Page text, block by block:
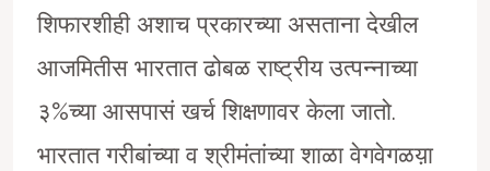
शिफारशीही अशाच प्रकारच्या असताना देखील
आजमितीस भारतात ढोबळ राष्ट्रीय उत्पन्नाच्या
३%च्या आसपासं खर्च शिक्षणावर केला जातो.
भारतात गरीबांच्या व श्रीमंतांच्या शाळा वेगवेगळय़ा